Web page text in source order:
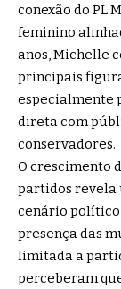
conexão do PL
feminino
anos, Michelle
principais
especialmente
direta com
conservadores.
O crescimento
partidos revela
cenário político
presença das
limitada a
perceberam